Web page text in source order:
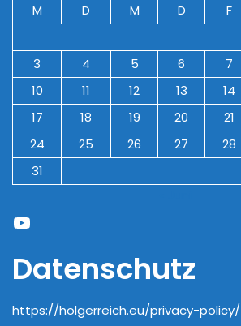
M
D M D F
3
4 5 6 7
10
11 12 13 14
17
18 19 20 21
24
25 26 27 28
31
YouTube
Datenschutz
https://holgerreich.eu/privacy-policy/